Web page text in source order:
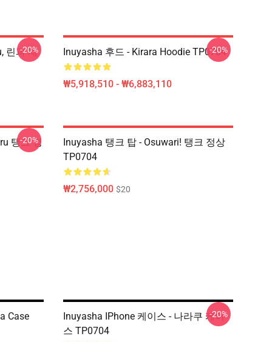
린과 재
-20% Inuyasha 후드 - Kirara Hoodie TP0704
₩5,918,510 - ₩6,883,110
-20%
탱크 정
-20%
Inuyasha 탱크 탑 - Osuwari! 탱크 정상
TP0704
₩2,756,000 $20
Case
Inuyasha IPhone 케이스 - 나라쿠 케이
스 TP0704
-20%